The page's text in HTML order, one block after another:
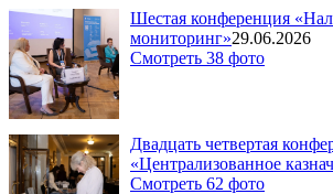
Шестая конференция
мониторинг»29.06.2026
Смотреть 38 фото
Двадцать четвертая
«Централизованное
Смотреть 62 фото